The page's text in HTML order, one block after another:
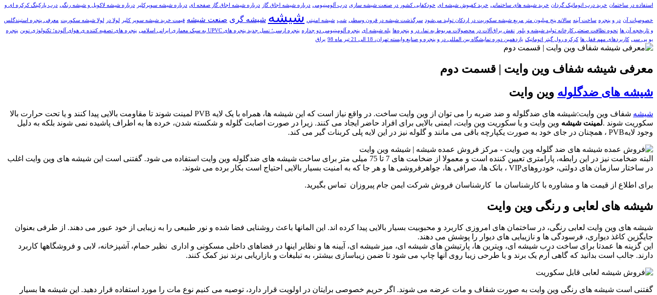
استفاده در ساختمان خرید درب اتوماتیک گردان خرید شیشه های ساختمانی خرید کفپوش شیشه ای خودکفایی کشور در صنعت شیشه سازی درب آلومینیومی درباره شیشه اجاق گاز درباره شیشه اجاق گاز صفحه ای درباره شیشه سوپرکلیر درباره شیشه لاکوبل و شیشه رنگی درب پارکینگ کرکره ای و
خصوصیات آن در و پنجره ساخت آینه سالانه پنج میلیون متر مربع شیشه سکوریت در اردکان تولید می‌شود سرگذشت شیشه در قرون وسطی شب شيشه امنيتي شیشه شیشه گری صنعت شيشه قیمت خرید شیشه سوپر کلیر لولا در لولا شیشه سکوریت معرفی پنجره استیندگلس
و تاریخچه آن ها
نحوه نظافت صنعتی کارخانه تولید شیشه و بلور نقش یراق‌آلات در محصولات مربوط به نما، در و پنجره‌ها پله شیشه ای پنجره آلومینیومی دو جداره پنجره ارسی؛ نسل جدید پنجره های UPVC به سبک معماری ایرانی اسلامی پنجره های تصفیه کننده ی هوای آلوده؛ تکنولوژی نوین پنجره
یو پی سی کاربردهای مهم قفل ها کرکره رول گیتر اتوماتیک یازدهمین دوره نمایشگاه بین المللی در و پنجره و صنایع وابسته تهران، 18 الی 21 تیر ماه 98 یراق
معرفی شیشه شفاف وین وایت | قسمت دوم
شیشه های ضدگلوله وین وایت
شیشه شفاف وین وایت:شیشه های ضدگلوله و ضد ضربه را می توان از وین وایت ساخت. در واقع نیاز است که این شیشه ها، همراه با یک لایه PVB لمینت شوند تا مقاومت بالایی پیدا کنند و یا تحت حرارت بالا
سکوریت شوند . شیشه لمینت
وین وایت و یا سکوریت وین وایت، ایمنی بالایی برای افراد حاضر ایجاد می کنند. زیرا در صورت اصابت گلوله و شکسته شدن، خرده ها به اطراف پاشیده نمی شوند بلکه به دلیل
وجود لایهPVB ، همچنان در جای خود به صورت یکپارچه باقی می مانند و گلوله نیز در این لایه پلی کربنات گیر می کند.
البته ضخامت نیز در این رابطه، پارامتری تعیین کننده است و معمولا از ضخامت های 7 تا 75 میلی متر برای ساخت شیشه های ضدگلوله وین وایت استفاده می شود. گفتنی است این شیشه های وین وایت اغلب
در ساختار سازمان های دولتی، خودروهایVIP ، بانک ها، صرافی ها، جواهرفروشی ها و هر جا که به امنیت بسیار بالایی احتیاج است بکار برده می شوند.
برای اطلاع از قیمت ها و مشاوره با کارشناسان ما کارشناسان فروش شرکت ایمن جام پیروزان تماس بگیرید.​
شیشه های لعابی و رنگی وین وایت
شیشه های وین وایت لعابی رنگی، در ساختمان های امروزی کاربرد و محبوبیت بسیار بالایی پیدا کرده اند. این المانها باعث روشنایی فضا شده و نور طبیعی را به زیبایی از خود عبور می دهند. از طرفی بعنوان
جایگزین کاغذ دیواری، فرسودگی ها و نازیبایی های دیوار را پوشش می دهند.
این گزینه ها عمدتا برای ساخت درب شیشه ای، ویترین ها، پارتیشن های شیشه ای، میز شیشه ای، آیینه ها و نظایر اینها در فضاهای داخلی مسکونی و اداری نظیر حمام، آشپزخانه، لابی و فروشگاهها کاربرد
دارند. جالب است بدانید که گاهی آرم یک برند و یا طرحی زیبا روی آنها چاپ می شود تا ضمن زیباسازی بیشتر، به تبلیغات و بازاریابی برند نیز کمک کنند.
گفتنی است شیشه های رنگی وین وایت به صورت شفاف و مات عرضه می شوند. اگر حریم خصوصی برایتان در اولویت قرار دارد، توصیه می کنیم نوع مات را مورد استفاده قرار دهید. این شیشه ها بسیار